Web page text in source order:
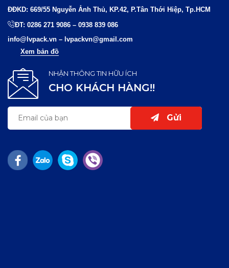
ĐĐKD: 669/55 Nguyễn Ảnh Thủ, KP.42, P.Tân Thới Hiệp, Tp.HCM
ĐT: 0286 271 9086 – 0938 839 086
info@lvpack.vn – lvpackvn@gmail.com
Xem bản đồ
NHẬN THÔNG TIN HỮU ÍCH
CHO KHÁCH HÀNG!!
Gửi